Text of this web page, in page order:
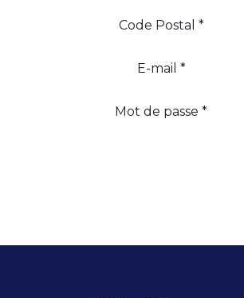
Code Postal *
E-mail *
Mot de passe *